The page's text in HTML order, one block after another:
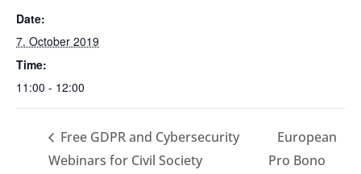
Date:
7. October 2019
Time:
11:00 - 12:00
Free GDPR and Cybersecurity
Webinars for Civil Society
European
Pro Bono